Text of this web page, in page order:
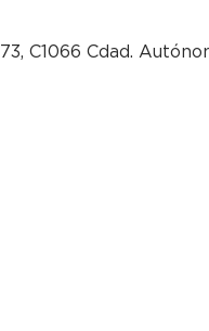
C1066 Cdad.